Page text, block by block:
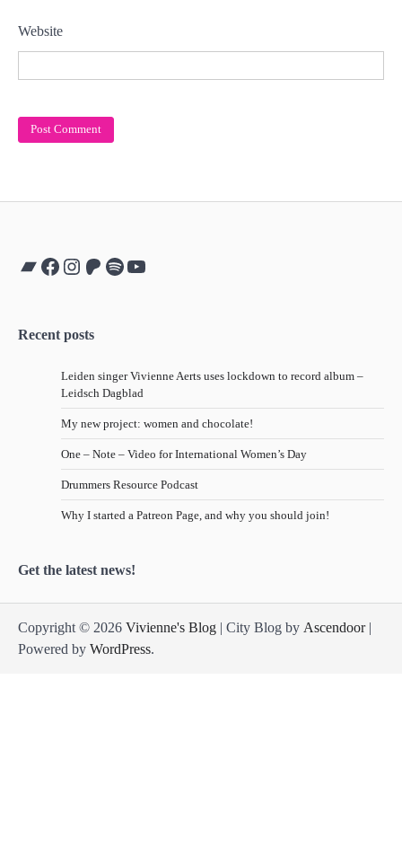
Website
Bandcamp
Facebook
Instagram
Patreon
Spotify
YouTube
Recent posts
Leiden singer Vivienne Aerts uses lockdown to record album –
Leidsch Dagblad
My new project: women and chocolate!
One – Note – Video for International Women’s Day
Drummers Resource Podcast
Why I started a Patreon Page, and why you should join!
Get the latest news!
Copyright © 2026 Vivienne's Blog | City Blog by Ascendoor|
Powered by WordPress.